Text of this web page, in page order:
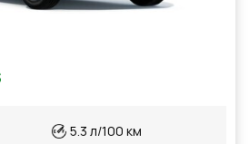
5.3 л/100 км